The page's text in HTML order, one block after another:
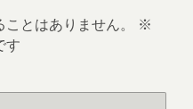
とはありません。
※
す